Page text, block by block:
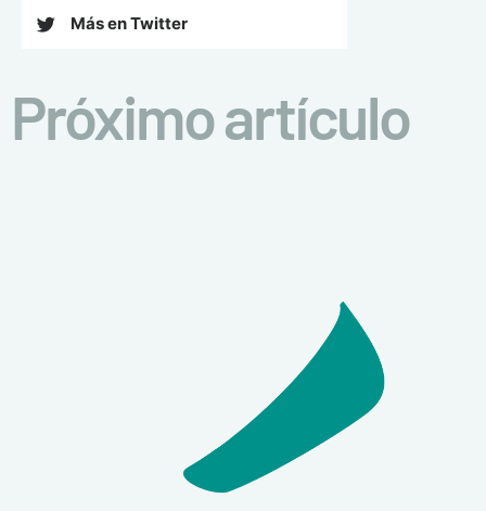
Más en Twitter
Próximo artículo